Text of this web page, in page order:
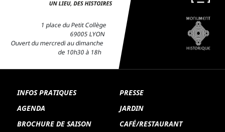
Le maire de Lyon, Edouard Herriot, accompagné à
l'inauguration de Gadagne en 1921 - © Gadagne
1 place du Petit Collège
69005 LYON
Ouvert du mercredi au dimanche
de 10h30 à 18h
INFOS PRATIQUES
AGENDA
BROCHURE DE SAISON
PRESSE
JARDIN
CAFÉ/RESTAURANT